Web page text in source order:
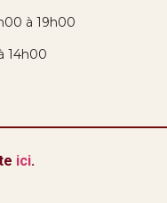
à 19h00
14h00
ici.